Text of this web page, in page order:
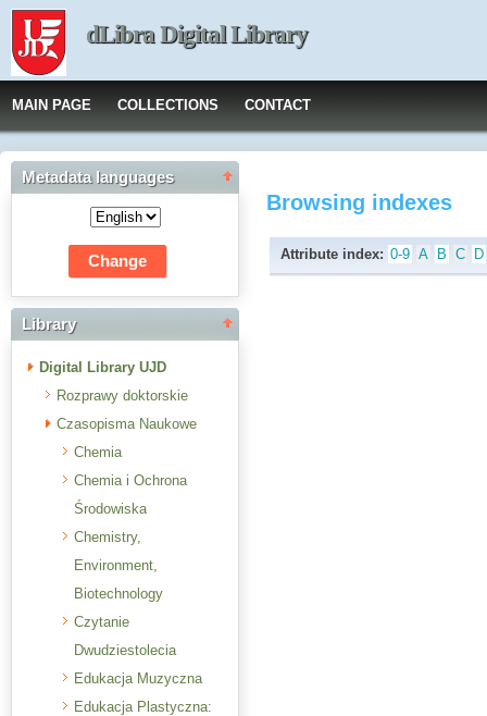
dLibra Digital Library
MAIN PAGE COLLECTIONS CONTACT
Metadata languages
Library
Digital Library UJD
Rozprawy doktorskie
Czasopisma Naukowe
Chemia
Chemia i Ochrona
Środowiska
Chemistry,
Environment,
Biotechnology
Czytanie
Dwudziestolecia
Edukacja Muzyczna
Edukacja Plastyczna:
Browsing indexes
Attribute index: 0-9 A B C D